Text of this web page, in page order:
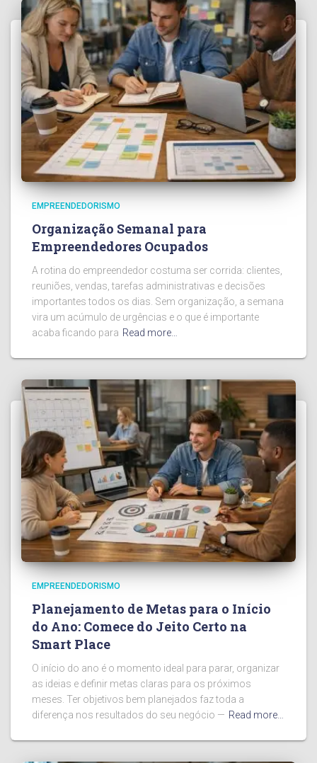
EMPREENDEDORISMO
Organização Semanal para
Empreendedores Ocupados
A rotina do empreendedor costuma ser corrida: clientes,
reuniões, vendas, tarefas administrativas e decisões
importantes todos os dias. Sem organização, a semana
vira um acúmulo de urgências e o que é importante
acaba ficando para Read more…
EMPREENDEDORISMO
Planejamento de Metas para o Início
do Ano: Comece do Jeito Certo na
Smart Place
O início do ano é o momento ideal para parar, organizar
as ideias e definir metas claras para os próximos
meses. Ter objetivos bem planejados faz toda a
diferença nos resultados do seu negócio — Read more…